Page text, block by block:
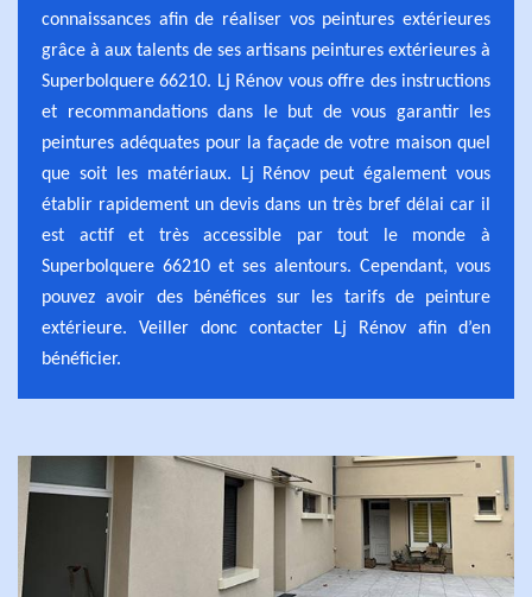
connaissances afin de réaliser vos peintures extérieures
grâce à aux talents de ses artisans peintures extérieures à
Superbolquere 66210. Lj Rénov vous offre des instructions
et recommandations dans le but de vous garantir les
peintures adéquates pour la façade de votre maison quel
que soit les matériaux. Lj Rénov peut également vous
établir rapidement un devis dans un très bref délai car il
est actif et très accessible par tout le monde à
Superbolquere 66210 et ses alentours. Cependant, vous
pouvez avoir des bénéfices sur les tarifs de peinture
extérieure. Veiller donc contacter Lj Rénov afin d’en
bénéficier.